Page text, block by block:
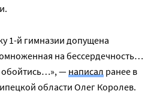
1-й гимназии допущена
на бессердечность…
обойтись…», —написал ранее в
области Олег Королев.